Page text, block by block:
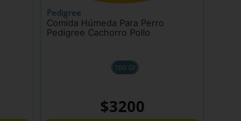
Pedigree
Comida Húmeda Para Perro
Pedigree Cachorro Pollo
100 Gr
$3200